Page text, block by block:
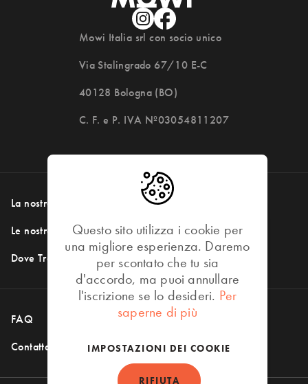
DOVE TROVARCI
Mowi Italia srl con socio unico
Via Stalingrado 67/10 E-C
40128 Bologna (BO)
C. F. e P. IVA Nº03054811207
La nostra storia
I nostri prodotti
Le nostre ricette
Il nostro impegno
Dove Trovarci
FAQ
Social Media
Contattaci
Questo sito utilizza i cookie per
una migliore esperienza. Daremo
per scontato che tu sia
d'accordo, ma puoi annullare
l'iscrizione se lo desideri. Per
saperne di più
IMPOSTAZIONI DEI COOKIE
RIFIUTA